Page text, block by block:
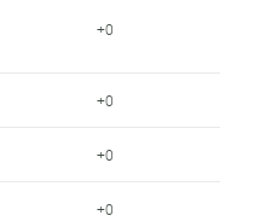
+0
+0
+0
+0